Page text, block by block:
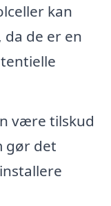
kan
de er en
være tilskud
gør det